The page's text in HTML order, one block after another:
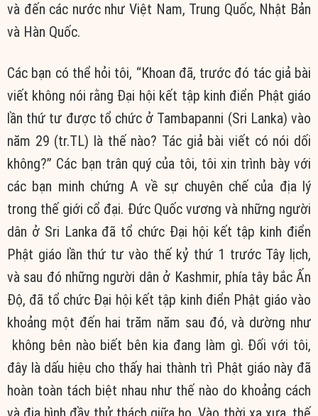
và đến các nước như Việt Nam, Trung Quốc, Nhật Bản
và Hàn Quốc.
Các bạn có thể hỏi tôi, “Khoan đã, trước đó tác giả bài
viết không nói rằng Đại hội kết tập kinh điển Phật giáo
lần thứ tư được tổ chức ở Tambapanni (Sri Lanka) vào
năm 29 (tr.TL) là thế nào? Tác giả bài viết có nói dối
không?” Các bạn trân quý của tôi, tôi xin trình bày với
các bạn minh chứng A về sự chuyên chế của địa lý
trong thế giới cổ đại. Đức Quốc vương và những người
dân ở Sri Lanka đã tổ chức Đại hội kết tập kinh điển
Phật giáo lần thứ tư vào thế kỷ thứ 1 trước Tây lịch,
và sau đó những người dân ở Kashmir, phía tây bắc Ấn
Độ, đã tổ chức Đại hội kết tập kinh điển Phật giáo vào
khoảng một đến hai trăm năm sau đó, và dường như
không bên nào biết bên kia đang làm gì. Đối với tôi,
đây là dấu hiệu cho thấy hai thành trì Phật giáo này đã
hoàn toàn tách biệt nhau như thế nào do khoảng cách